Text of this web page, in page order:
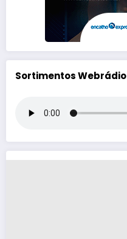
Sortimentos Webrádio